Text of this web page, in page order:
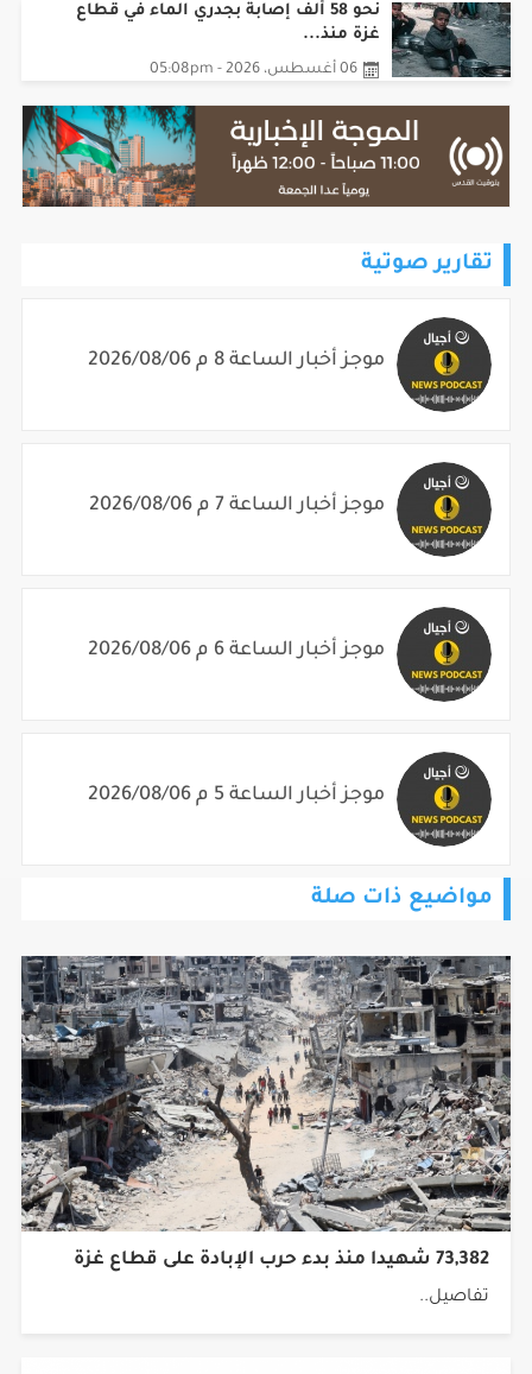
نحو 58 ألف إصابة بجدري الماء في قطاع
غزة منذ...
06 أغسطس، 2026 - 05:08pm
تقارير صوتية
موجز أخبار الساعة 8 م 2026/08/06
موجز أخبار الساعة 7 م 2026/08/06
موجز أخبار الساعة 6 م 2026/08/06
موجز أخبار الساعة 5 م 2026/08/06
مواضيع ذات صلة
73,382 شهيدا منذ بدء حرب الإبادة على قطاع غزة
تفاصيل..